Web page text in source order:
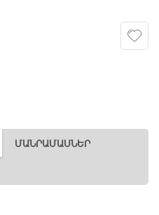
ՄԱՆՐԱՄԱՍՆԵՐ